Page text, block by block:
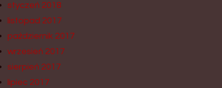
styczeń 2018
listopad 2017
październik 2017
wrzesień 2017
sierpień 2017
lipiec 2017